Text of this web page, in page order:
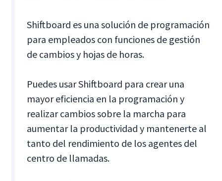
Shiftboard es una solución de programación
para empleados con funciones de gestión
de cambios y hojas de horas.
Puedes usar Shiftboard para crear una
mayor eficiencia en la programación y
realizar cambios sobre la marcha para
aumentar la productividad y mantenerte al
tanto del rendimiento de los agentes del
centro de llamadas.